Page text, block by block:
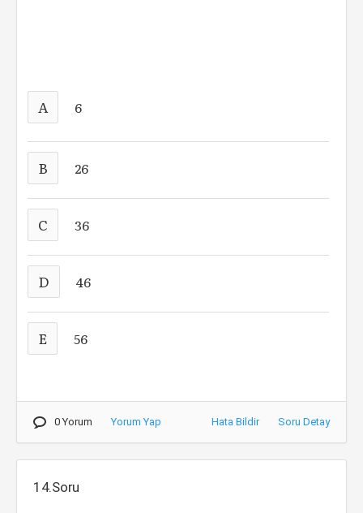
A 6
B 26
C 36
D 46
E 56
0 Yorum Yorum Yap Hata Bildir Soru Detay
14.Soru